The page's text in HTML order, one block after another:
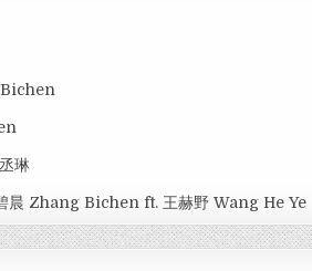
琳
Zhang Bichen ft. 王赫野 Wang He Ye